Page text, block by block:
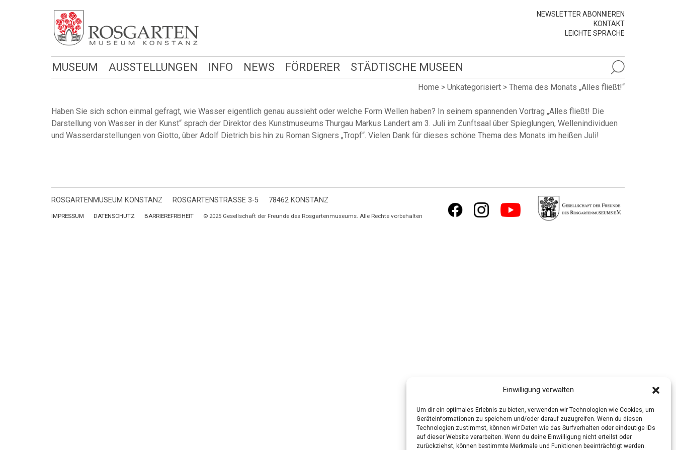
Einwilligung verwalten
Um dir ein optimales Erlebnis zu bieten, verwenden wir Technologien wie Cookies, um
Geräteinformationen zu speichern und/oder darauf zuzugreifen. Wenn du diesen
Technologien zustimmst, können wir Daten wie das Surfverhalten oder eindeutige IDs
auf dieser Website verarbeiten. Wenn du deine Einwilligung nicht erteilst oder
zurückziehst, können bestimmte Merkmale und Funktionen beeinträchtigt werden.
NEWSLETTER ABONNIEREN
KONTAKT
LEICHTE SPRACHE
MUSEUM AUSSTELLUNGEN INFO NEWS FÖRDERER STÄDTISCHE MUSEEN
Home > Unkategorisiert > Thema des Monats „Alles fließt!“
Haben Sie sich schon einmal gefragt, wie Wasser eigentlich genau aussieht oder welche Form Wellen haben? In seinem spannenden Vortrag „Alles fließt! Die
Darstellung von Wasser in der Kunst“ sprach der Direktor des Kunstmuseums Thurgau Markus Landert am 3. Juli im Zunftsaal über Spieglungen, Wellenindividuen
und Wasserdarstellungen von Giotto, über Adolf Dietrich bis hin zu Roman Signers „Tropf“. Vielen Dank für dieses schöne Thema des Monats im heißen Juli!
ROSGARTENMUSEUM KONSTANZ ROSGARTENSTRASSE 3-5 78462 KONSTANZ
IMPRESSUM DATENSCHUTZ BARRIEREFREIHEIT © 2025 Gesellschaft der Freunde des Rosgartenmuseums. Alle Rechte vorbehalten